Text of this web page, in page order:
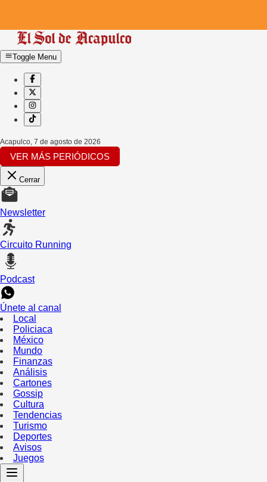
Toggle Menu
Acapulco 7 de agosto de 2026
VER MÁS PERIÓDICOS
Cerrar
Newsletter
Circuito Running
Podcast
Únete al canal
Local
Policiaca
México
Mundo
Finanzas
Análisis
Cartones
Gossip
Cultura
Tendencias
Turismo
Deportes
Avisos
Juegos